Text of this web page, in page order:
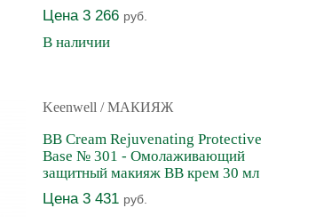
Цена 3 266 руб.
В наличии
Keenwell / МАКИЯЖ
BB Cream Rejuvenating Protective
Base № 301 - Омолаживающий
защитный макияж BB крем 30 мл
Цена 3 431 руб.